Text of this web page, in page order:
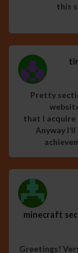
this
Pretty
that I acquire
Anyway
minecraft
Greetings!